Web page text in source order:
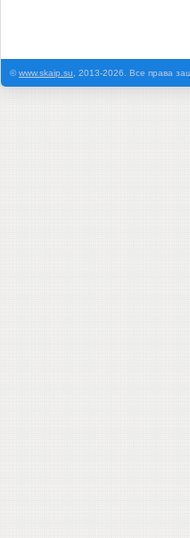
©www.skaip.su , 2013-2026. Все права